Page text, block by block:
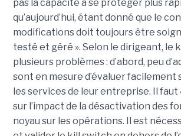
pas la capacité à se protéger plus
qu’aujourd’hui, étant donné que le
modifications doit toujours être
testé et géré ». Selon le dirigeant, le
plusieurs problèmes : d’abord, peu
sont en mesure d’évaluer facilement
les services de leur entreprise. Il faut
sur l’impact de la désactivation des
noyau sur les opérations. Il est